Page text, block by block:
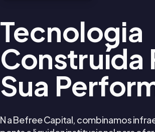
Tecnologia
Construída
Sua
Na Befree Capital, combinamos